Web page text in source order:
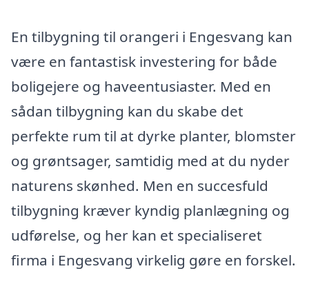
En tilbygning til orangeri i Engesvang kan
være en fantastisk investering for både
boligejere og haveentusiaster. Med en
sådan tilbygning kan du skabe det
perfekte rum til at dyrke planter, blomster
og grøntsager, samtidig med at du nyder
naturens skønhed. Men en succesfuld
tilbygning kræver kyndig planlægning og
udførelse, og her kan et specialiseret
firma i Engesvang virkelig gøre en forskel.